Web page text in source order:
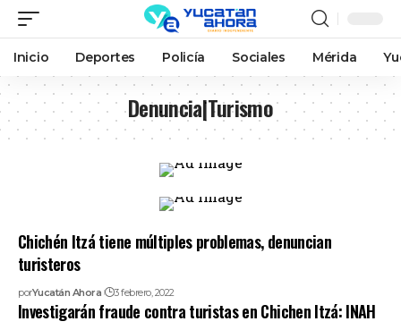
Inicio Deportes Policía Sociales Mérida
Denuncia|Turismo
Chichén Itzá tiene múltiples problemas, denuncian
turisteros
porYucatán Ahora 3 febrero, 2022
Investigarán fraude contra turistas en Chichen Itzá: INAH